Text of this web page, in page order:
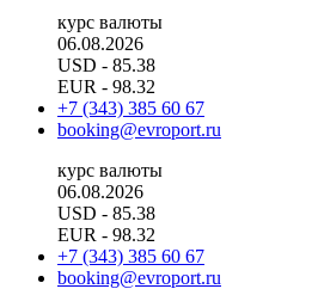
курс валюты
06.08.2026
USD - 85.38
EUR - 98.32
+7 (343) 385 60 67
booking@evroport.ru
курс валюты
06.08.2026
USD - 85.38
EUR - 98.32
+7 (343) 385 60 67
booking@evroport.ru